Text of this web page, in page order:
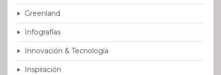
Greenland
Infografías
Innovación & Tecnología
Inspiración